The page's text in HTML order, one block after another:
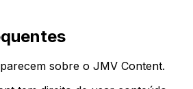
sobre o JMV Content.